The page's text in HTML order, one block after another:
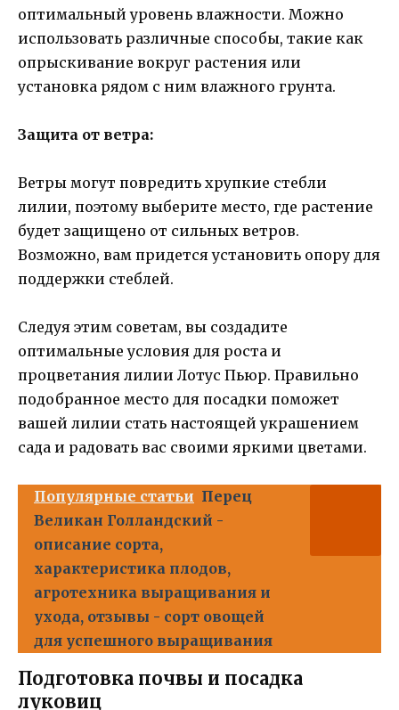
оптимальный уровень влажности. Можно
использовать различные способы, такие как
опрыскивание вокруг растения или
установка рядом с ним влажного грунта.
Защита от ветра:
Ветры могут повредить хрупкие стебли
лилии, поэтому выберите место, где растение
будет защищено от сильных ветров.
Возможно, вам придется установить опору для
поддержки стеблей.
Следуя этим советам, вы создадите
оптимальные условия для роста и
процветания лилии Лотус Пьюр. Правильно
подобранное место для посадки поможет
вашей лилии стать настоящей украшением
сада и радовать вас своими яркими цветами.
Популярные статьи Перец
Великан Голландский -
описание сорта,
характеристика плодов,
агротехника выращивания и
ухода, отзывы - сорт овощей
для успешного выращивания
Подготовка почвы и посадка
луковиц